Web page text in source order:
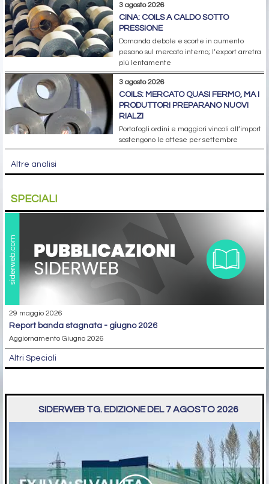
3 agosto 2026
CINA: COILS A CALDO SOTTO
PRESSIONE
Domanda debole e scorte in aumento
pesano sul mercato interno; l’export arretra
più lentamente
3 agosto 2026
COILS: MERCATO QUASI FERMO, MA I
PRODUTTORI PREPARANO NUOVI
RIALZI
Portafogli ordini e maggiori vincoli all’import
sostengono le attese per settembre
Altre analisi
SPECIALI
29 maggio 2026
report banda stagnata - giugno 2026
Aggiornamento Giugno 2026
Altri Speciali
SIDERWEB TG. EDIZIONE DEL 7 AGOSTO 2026